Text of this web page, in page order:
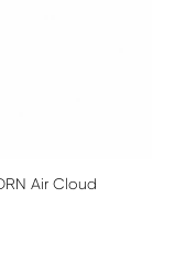
Air Cloud